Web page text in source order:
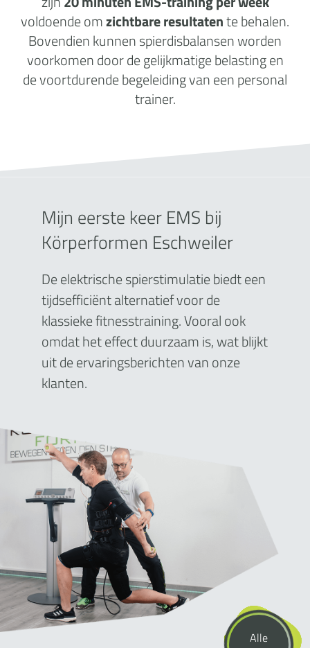
voldoende omzichtbare resultatente behalen.
Bovendien kunnen spierdisbalansen worden
voorkomen door de gelijkmatige belasting en
de voortdurende begeleiding van een personal
trainer.
Mijn eerste keer EMS bij
Körperformen Eschweiler
De elektrische spierstimulatie biedt een
tijdsefficiënt alternatief voor de
klassieke fitnesstraining. Vooral ook
omdat het effect duurzaam is, wat blijkt
uit de ervaringsberichten van onze
klanten.
Alle